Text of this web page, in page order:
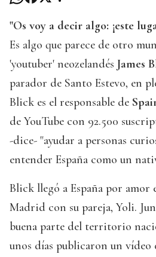
"Os voy a decir algo: ¡este
Es algo que parece de otro
'youtuber' neozelandés James
parador de Santo Estevo, en
Blick es el responsable de
de YouTube con 92.500
-dice- "ayudar a personas
entender España como un
Blick llegó a España por amor
Madrid con su pareja, Yoli.
buena parte del territorio
unos días publicaron un vídeo